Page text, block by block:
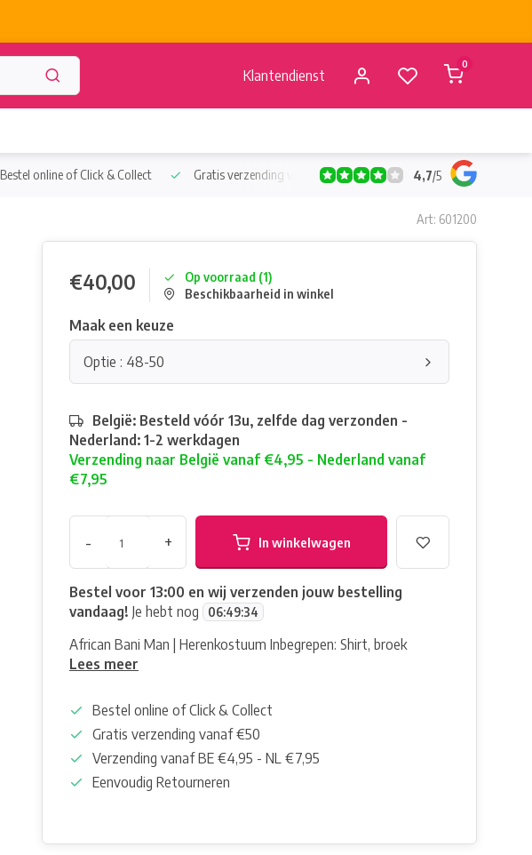
Klantendienst
0
Bestel online of Click & Collect Gratis verzending vanaf €50 Verzending vanaf BE €4,95 -
4,7/5
Art: 601200
€40,00
Op voorraad (1)
Beschikbaarheid in winkel
Maak een keuze
Optie : 48-50
België: Besteld vóór 13u, zelfde dag verzonden -
Nederland: 1-2 werkdagen
Verzending naar België vanaf €4,95 - Nederland vanaf
€7,95
- + In winkelwagen
Bestel voor 13:00 en wij verzenden jouw bestelling
vandaag! Je hebt nog 06:49:33
African Bani Man | Herenkostuum Inbegrepen: Shirt, broek
Lees meer
Bestel online of Click & Collect
Gratis verzending vanaf €50
Verzending vanaf BE €4,95 - NL €7,95
Eenvoudig Retourneren